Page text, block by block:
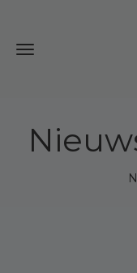
Navigatiemenu